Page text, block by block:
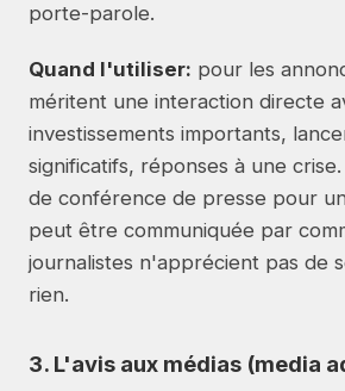
porte-parole.
Quand l'utiliser: pour les
méritent une interaction directe
investissements importants,
significatifs, réponses à une
de conférence de presse pour
peut être communiquée par
journalistes n'apprécient pas de
rien.
3. L'avis aux médias (media